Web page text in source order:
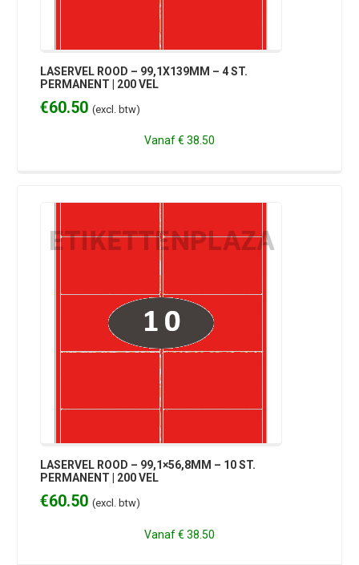
LASERVEL ROOD – 99,1X139MM – 4 ST.
PERMANENT | 200 VEL
€60.50 (excl. btw)
Vanaf€ 38.50
LASERVEL ROOD – 99,1×56,8MM – 10 ST.
PERMANENT | 200 VEL
€60.50 (excl. btw)
Vanaf€ 38.50